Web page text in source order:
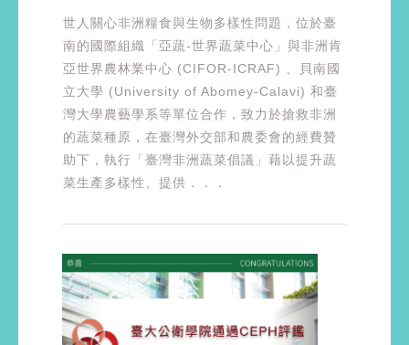
世人關心非洲糧食與生物多樣性問題，位於臺
南的國際組織「亞蔬-世界蔬菜中心」與非洲肯
亞世界農林業中心 (CIFOR-ICRAF) 、貝南國
立大學 (University of Abomey-Calavi) 和臺
灣大學農藝學系等單位合作，致力於搶救非洲
的蔬菜種原，在臺灣外交部和農委會的經費贊
助下，執行「臺灣非洲蔬菜倡議」藉以提升蔬
菜生產多樣性、提供．．．